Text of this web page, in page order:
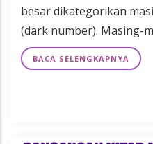
besar dikategorikan
(dark number). Masing-
BACA SELENGKAPNYA